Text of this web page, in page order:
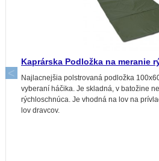
Kaprárska Podložka na meranie
Najlacnejšia polstrovaná podložka
vyberaní háčika. Je skladná, v batožine
rýchloschnúca. Je vhodná na lov na
lov dravcov.